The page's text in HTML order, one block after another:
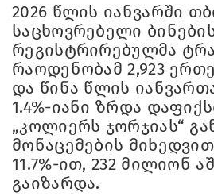
2026 წლის იანვარში
საცხოვრებელი
რეგისტრირებულმა
რაოდენობამ 2,923
და წინა წლის
1.4%-იანი ზრდა
„კოლიერს ჯორჯიას“
მონაცემების
11.7%-ით, 232 მილიონ
გაიზარდა.